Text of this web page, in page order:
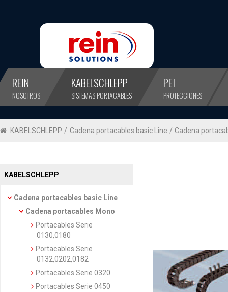
REIN
NOSOTROS
KABELSCHLEPP
SISTEMAS PORTACABLES
PEI
PROTECCIONES
KABELSCHLEPP / Cadena portacables basic Line / Cadena
KABELSCHLEPP
Cadena portacables basic Line
Cadena portacables Mono
Portacables Serie
0130,0180
Portacables Serie
0132,0202,0182
Portacables Serie 0320
Portacables Serie 0450